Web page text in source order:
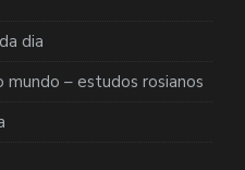
dia
– estudos rosianos